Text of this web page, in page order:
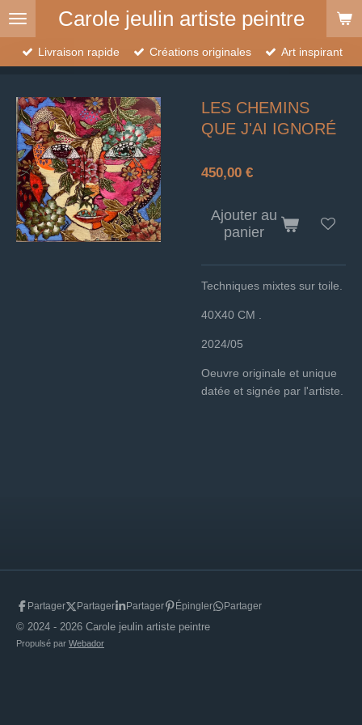
Passer
contenu
principal
Carole jeulin artiste peintre
Livraison rapide Créations originales Art inspirant
LES CHEMINS
QUE J'AI IGNORÉ
450,00 €
Ajouter au
panier
Techniques mixtes sur toile.
40X40 CM .
2024/05
Oeuvre originale et unique
datée et signée par l'artiste.
Partager Partager Partager Épingler Partager
© 2024 - 2026 Carole jeulin artiste peintre
Propulsé par Webador